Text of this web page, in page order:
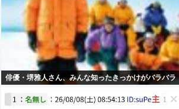
俳優・堺雅人さん、みんな知ったきっかけがバラバラ